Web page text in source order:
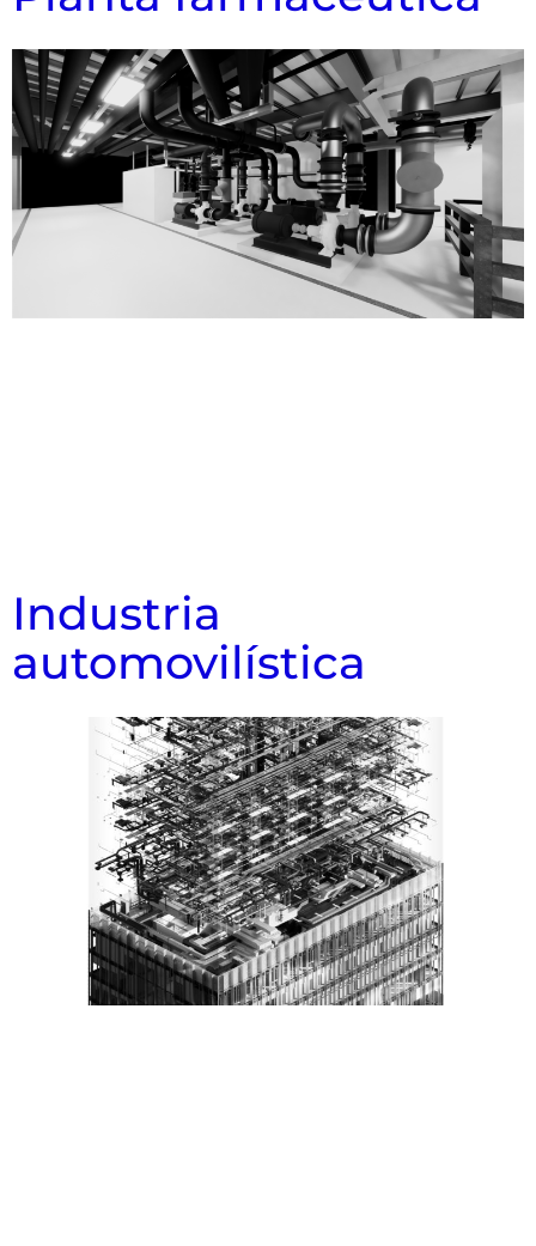
Industria
automovilística